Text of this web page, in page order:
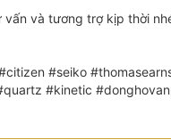
và tương trợ kịp thời
#seiko
#kinetic